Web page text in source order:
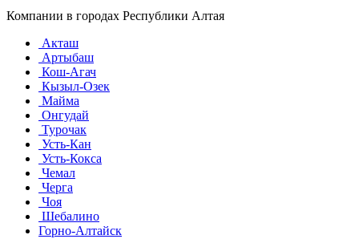
Компании в городах Республики Алтая
Акташ
Артыбаш
Кош-Агач
Кызыл-Озек
Майма
Онгудай
Турочак
Усть-Кан
Усть-Кокса
Чемал
Черга
Чоя
Шебалино
Горно-Алтайск